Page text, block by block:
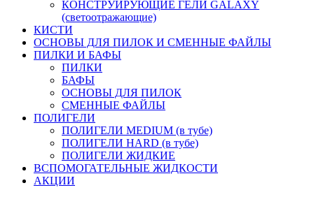
КОНСТРУИРУЮЩИЕ ГЕЛИ GALAXY
(светоотражающие)
КИСТИ
ОСНОВЫ ДЛЯ ПИЛОК И СМЕННЫЕ ФАЙЛЫ
ПИЛКИ И БАФЫ
ПИЛКИ
БАФЫ
ОСНОВЫ ДЛЯ ПИЛОК
СМЕННЫЕ ФАЙЛЫ
ПОЛИГЕЛИ
ПОЛИГЕЛИ MEDIUM (в тубе)
ПОЛИГЕЛИ HARD (в тубе)
ПОЛИГЕЛИ ЖИДКИЕ
ВСПОМОГАТЕЛЬНЫЕ ЖИДКОСТИ
АКЦИИ